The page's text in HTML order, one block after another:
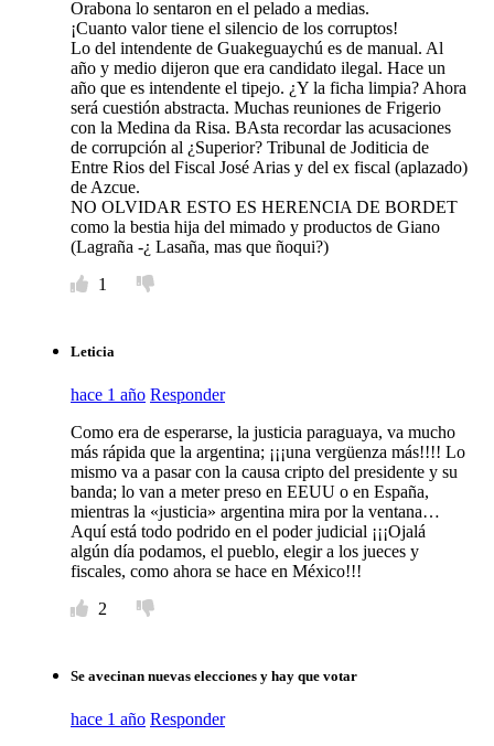
Orabona lo sentaron en el pelado a medias.
¡Cuanto valor tiene el silencio de los corruptos!
Lo del intendente de Guakeguaychú es de manual. Al
año y medio dijeron que era candidato ilegal. Hace un
año que es intendente el tipejo. ¿Y la ficha limpia? Ahora
será cuestión abstracta. Muchas reuniones de Frigerio
con la Medina da Risa. BAsta recordar las acusaciones
de corrupción al ¿Superior? Tribunal de Joditicia de
Entre Rios del Fiscal José Arias y del ex fiscal (aplazado)
de Azcue.
NO OLVIDAR ESTO ES HERENCIA DE BORDET
como la bestia hija del mimado y productos de Giano
(Lagraña -¿ Lasaña, mas que ñoqui?)
1
Leticia
hace 1 año Responder
Como era de esperarse, la justicia paraguaya, va mucho
más rápida que la argentina; ¡¡¡una vergüenza más!!!! Lo
mismo va a pasar con la causa cripto del presidente y su
banda; lo van a meter preso en EEUU o en España,
mientras la «justicia» argentina mira por la ventana…
Aquí está todo podrido en el poder judicial ¡¡¡Ojalá
algún día podamos, el pueblo, elegir a los jueces y
fiscales, como ahora se hace en México!!!
2
Se avecinan nuevas elecciones y hay que votar
hace 1 año Responder